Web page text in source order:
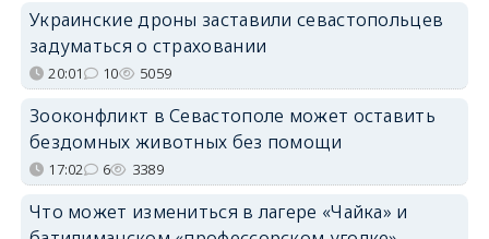
Украинские дроны заставили севастопольцев
задуматься о страховании
20:01 10 5059
Зооконфликт в Севастополе может оставить
бездомных животных без помощи
17:02 6 3389
Что может измениться в лагере «Чайка» и